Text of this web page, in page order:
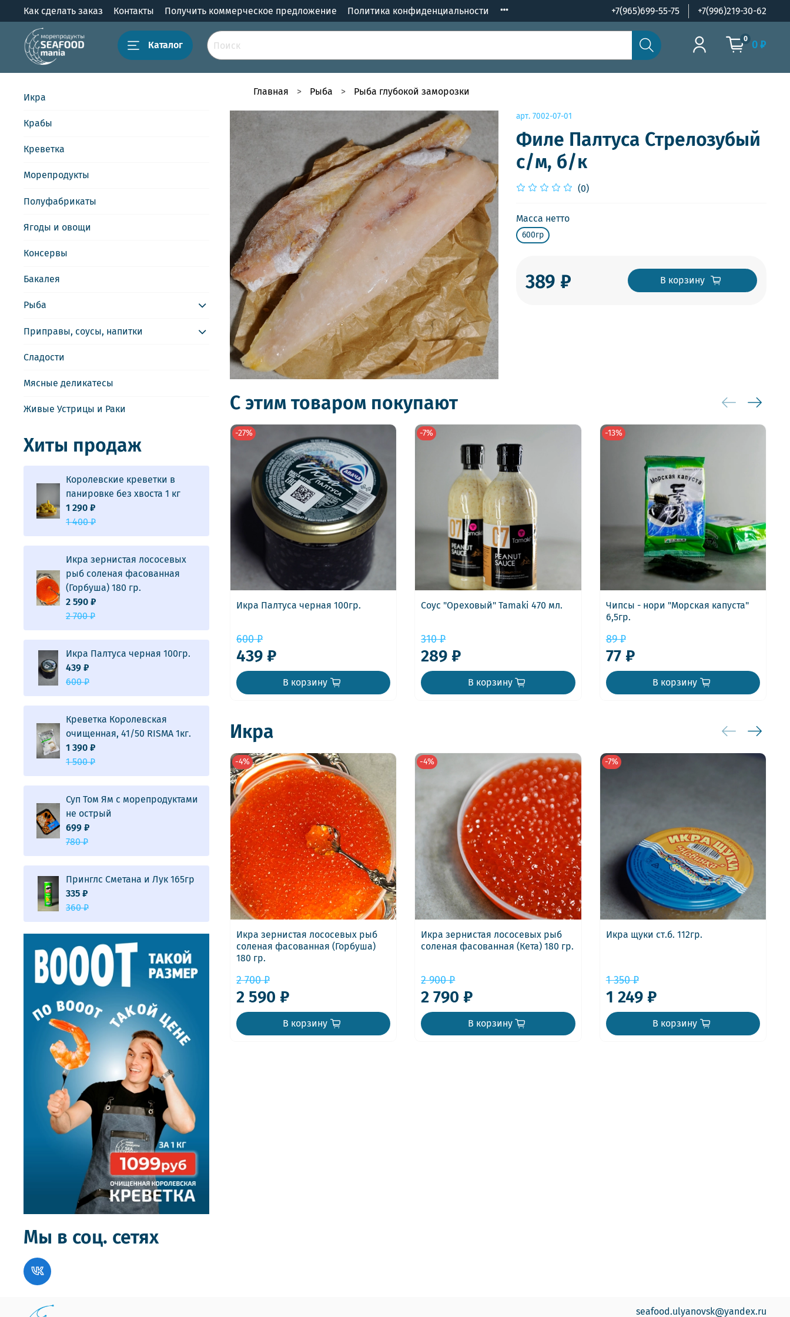
Как сделать заказ Контакты Получить коммерческое предложение Политика конфиденциальности +7(965)699-55-75 +7(996)219-30-62
Каталог
0 0 ₽
Главная Рыба Рыба глубокой заморозки
арт. 7002-07-01
Филе Палтуса Стрелозубый
с/м, б/к
(0)
Масса нетто
600гр
389 ₽ В корзину
С этим товаром покупают
-27%
Икра Палтуса черная 100гр.
600 ₽
439 ₽
В корзину
-7%
Соус "Ореховый" Tamaki 470 мл.
310 ₽
289 ₽
В корзину
-13%
Чипсы - нори "Морская капуста"
6,5гр.
89 ₽
77 ₽
В корзину
Икра
-4%
Икра зернистая лососевых рыб
соленая фасованная (Горбуша)
180 гр.
2 700 ₽
2 590 ₽
В корзину
-4%
Икра зернистая лососевых рыб
соленая фасованная (Кета) 180 гр.
2 900 ₽
2 790 ₽
В корзину
-7%
Икра щуки ст.б. 112гр.
1 350 ₽
1 249 ₽
В корзину
Икра
Крабы
Креветка
Морепродукты
Полуфабрикаты
Ягоды и овощи
Консервы
Бакалея
Рыба
Приправы, соусы, напитки
Сладости
Мясные деликатесы
Живые Устрицы и Раки
Хиты продаж
Королевские креветки в
панировке без хвоста 1 кг
1 290 ₽
1 400 ₽
Икра зернистая лососевых
рыб соленая фасованная
(Горбуша) 180 гр.
2 590 ₽
2 700 ₽
Икра Палтуса черная 100гр.
439 ₽
600 ₽
Креветка Королевская
очищенная, 41/50 RISMA 1кг.
1 390 ₽
1 500 ₽
Суп Том Ям с морепродуктами
не острый
699 ₽
780 ₽
Принглс Сметана и Лук 165гр
335 ₽
360 ₽
Мы в соц. сетях
seafood.ulyanovsk@yandex.ru